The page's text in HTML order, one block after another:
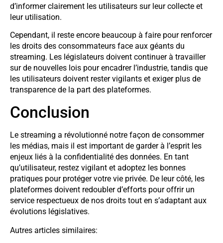
d’informer clairement les utilisateurs sur leur collecte et
leur utilisation.
Cependant, il reste encore beaucoup à faire pour renforcer
les droits des consommateurs face aux géants du
streaming. Les législateurs doivent continuer à travailler
sur de nouvelles lois pour encadrer l’industrie, tandis que
les utilisateurs doivent rester vigilants et exiger plus de
transparence de la part des plateformes.
Conclusion
Le streaming a révolutionné notre façon de consommer
les médias, mais il est important de garder à l’esprit les
enjeux liés à la confidentialité des données. En tant
qu’utilisateur, restez vigilant et adoptez les bonnes
pratiques pour protéger votre vie privée. De leur côté, les
plateformes doivent redoubler d’efforts pour offrir un
service respectueux de nos droits tout en s’adaptant aux
évolutions législatives.
Autres articles similaires: